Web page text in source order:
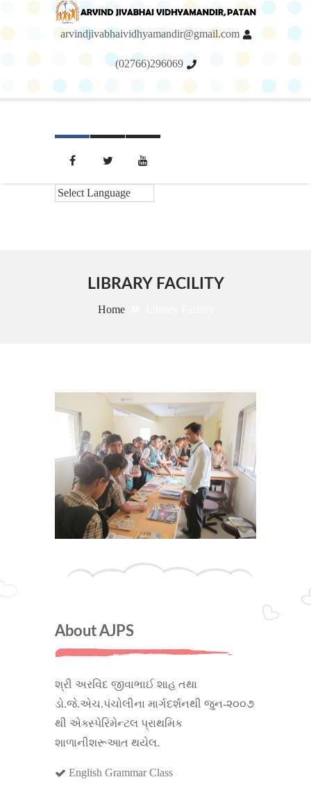
arvindjivabhaividhyamandir@gmail.com
(02766)296069
LIBRARY FACILITY
Home
About AJPS
શ્રી અરવિંદ જીવાભાઈ શાહ તથા
ડો.જે.એચ.પંચોલીના માર્ગદર્શનથી જુન-૨૦૦૭
થી એક્સ્પેરિમેન્ટલ પ્રાથમિક
શાળાનીશરૂઆત થયેલ.
English Grammar Class